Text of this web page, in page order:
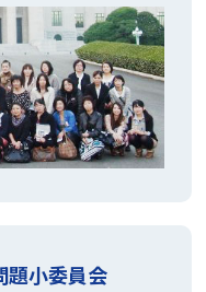
題小委員会